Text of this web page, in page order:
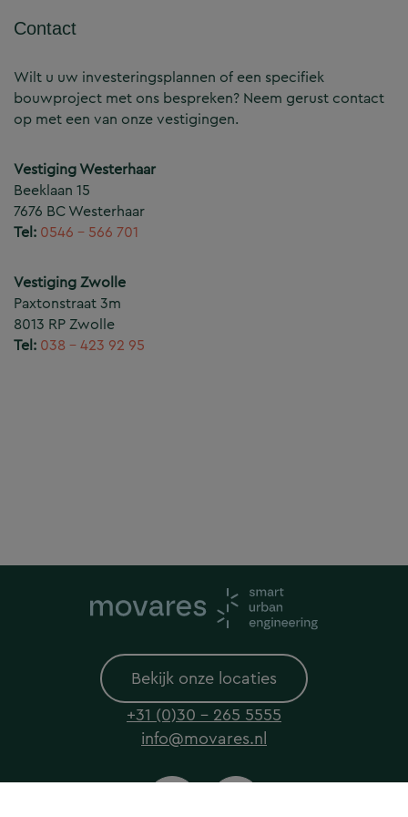
Contact
Wilt u uw investeringsplannen of een specifiek
bouwproject met ons bespreken? Neem gerust contact
op met een van onze vestigingen.
Vestiging Westerhaar
Beeklaan 15
7676 BC Westerhaar
Tel: 0546 – 566 701
Vestiging Zwolle
Paxtonstraat 3m
8013 RP Zwolle
Tel: 038 – 423 92 95
Bekijk onze locaties
+31 (0)30 - 265 5555
info@movares.nl